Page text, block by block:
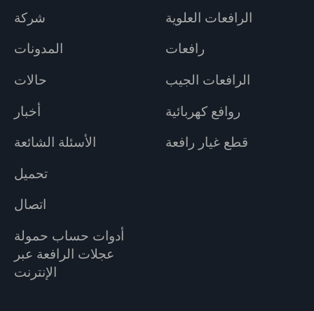
شركة
المدونات
حالات
أخبار
الأسئلة الشائعة
تحميل
اتصال
أدوات حساب حمولة
عجلات الرافعة عبر
الإنترنت
الرافعات العلوية
رافعات
الرافعات الجيب
روافع كهربائية
قطع غيار رافعة